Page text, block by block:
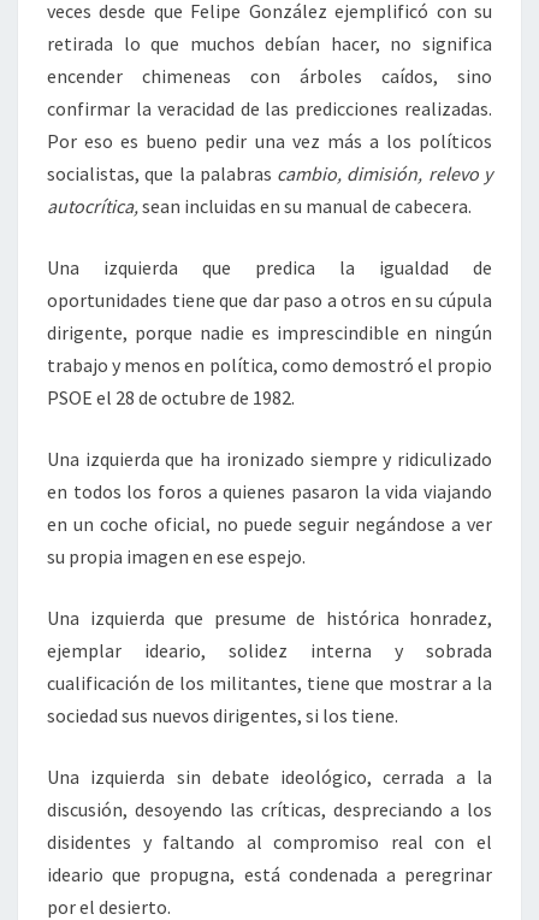
veces desde que Felipe González ejemplificó con su
retirada lo que muchos debían hacer, no significa
encender chimeneas con árboles caídos, sino
confirmar la veracidad de las predicciones realizadas.
Por eso es bueno pedir una vez más a los políticos
socialistas, que la palabras cambio, dimisión, relevo y
autocrítica,sean incluidas en su manual de cabecera.
Una izquierda que predica la igualdad de
oportunidades tiene que dar paso a otros en su cúpula
dirigente, porque nadie es imprescindible en ningún
trabajo y menos en política, como demostró el propio
PSOE el 28 de octubre de 1982.
Una izquierda que ha ironizado siempre y ridiculizado
en todos los foros a quienes pasaron la vida viajando
en un coche oficial, no puede seguir negándose a ver
su propia imagen en ese espejo.
Una izquierda que presume de histórica honradez,
ejemplar ideario, solidez interna y sobrada
cualificación de los militantes, tiene que mostrar a la
sociedad sus nuevos dirigentes, si los tiene.
Una izquierda sin debate ideológico, cerrada a la
discusión, desoyendo las críticas, despreciando a los
disidentes y faltando al compromiso real con el
ideario que propugna, está condenada a peregrinar
por el desierto.